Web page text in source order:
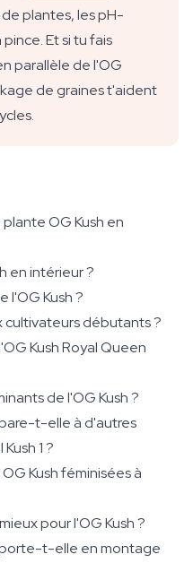
plantes, les pH-
Et si tu fais
parallèle de l'OG
de graines t'aident
OG Kush en
en intérieur ?
l'OG Kush ?
cultivateurs débutants ?
Kush Royal Queen
de l'OG Kush ?
t-elle à d'autres
1 ?
Kush féminisées à
pour l'OG Kush ?
t-elle en montage